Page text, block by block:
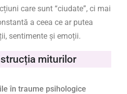
care sunt “ciudate”, ci mai
a ceea ce ar putea
sentimente și emoții.
miturilor
în traume psihologice